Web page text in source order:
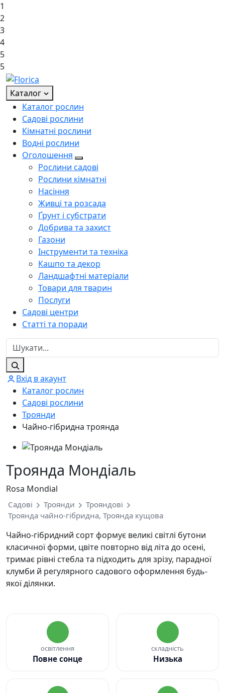
1
2
3
4
5
5
Каталог
Каталог рослин
Садові рослини
Кімнатні рослини
Водні рослини
Оголошення
Рослини садові
Рослини кімнатні
Насіння
Живці та розсада
Ґрунт і субстрати
Добрива та захист
Газони
Інструменти та техніка
Кашпо та декор
Ландшафтні матеріали
Товари для тварин
Послуги
Садові центри
Статті та поради
Вхід в акаунт
Каталог рослин
Садові рослини
Троянди
Чайно-гібридна троянда
Троянда Мондіаль
Rosa Mondial
Садові Троянди
Трояндові
Троянда чайно-гібридна, Троянда кущова
Чайно-гібридний сорт формує великі світлі бутони
класичної форми, цвіте повторно від літа до осені,
тримає рівні стебла та підходить для зрізу, парадної
клумби й регулярного садового оформлення будь-
якої ділянки.
освітлення
Повне сонце
складність
Низька